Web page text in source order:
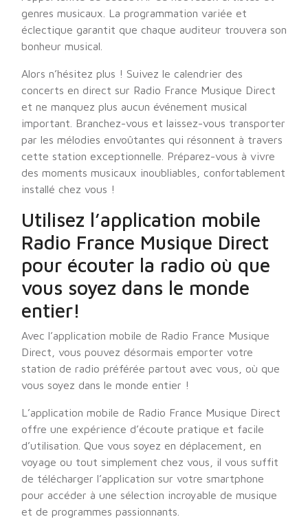
genres musicaux. La programmation variée et
éclectique garantit que chaque auditeur trouvera son
bonheur musical.
Alors n’hésitez plus ! Suivez le calendrier des
concerts en direct sur Radio France Musique Direct
et ne manquez plus aucun événement musical
important. Branchez-vous et laissez-vous transporter
par les mélodies envoûtantes qui résonnent à travers
cette station exceptionnelle. Préparez-vous à vivre
des moments musicaux inoubliables, confortablement
installé chez vous !
Utilisez l’application mobile
Radio France Musique Direct
pour écouter la radio où que
vous soyez dans le monde
entier!
Avec l’application mobile de Radio France Musique
Direct, vous pouvez désormais emporter votre
station de radio préférée partout avec vous, où que
vous soyez dans le monde entier !
L’application mobile de Radio France Musique Direct
offre une expérience d’écoute pratique et facile
d’utilisation. Que vous soyez en déplacement, en
voyage ou tout simplement chez vous, il vous suffit
de télécharger l’application sur votre smartphone
pour accéder à une sélection incroyable de musique
et de programmes passionnants.